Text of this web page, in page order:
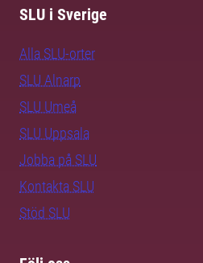
SLU i Sverige
Alla SLU-orter
SLU Alnarp
SLU Umeå
SLU Uppsala
Jobba på SLU
Kontakta SLU
Stöd SLU